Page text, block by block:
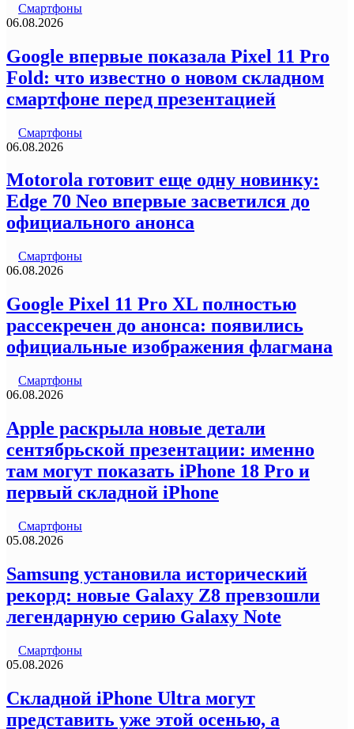
Смартфоны
06.08.2026
Google впервые показала Pixel 11 Pro
Fold: что известно о новом складном
смартфоне перед презентацией
Смартфоны
06.08.2026
Motorola готовит еще одну новинку:
Edge 70 Neo впервые засветился до
официального анонса
Смартфоны
06.08.2026
Google Pixel 11 Pro XL полностью
рассекречен до анонса: появились
официальные изображения флагмана
Смартфоны
06.08.2026
Apple раскрыла новые детали
сентябрьской презентации: именно
там могут показать iPhone 18 Pro и
первый складной iPhone
Смартфоны
05.08.2026
Samsung установила исторический
рекорд: новые Galaxy Z8 превзошли
легендарную серию Galaxy Note
Смартфоны
05.08.2026
Складной iPhone Ultra могут
представить уже этой осенью, а